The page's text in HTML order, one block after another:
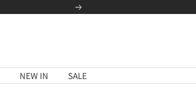
הקודם
SALE
NEW IN